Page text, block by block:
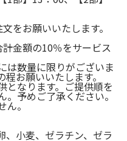
をお願いいたします。
金額の10％をサービス
は数量に限りがございま
お願いいたします。
となります。ご提供順を
。予めご了承ください。
ん。
、小麦、ゼラチン、ゼラ